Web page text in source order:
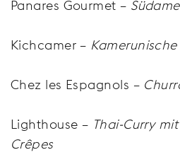
Panares Gourmet –
Kichcamer –
Chez les Espagnols –
Lighthouse – Thai-Curry
Crêpes